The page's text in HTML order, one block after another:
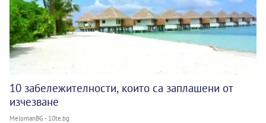
10 забележителности, които са заплашени от
изчезване
MelomanBG - 10te.bg